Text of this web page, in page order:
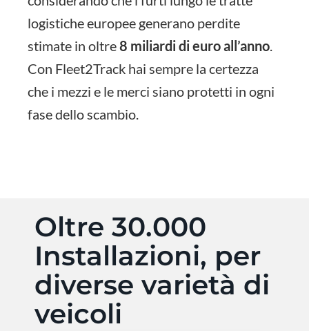
logistiche europee generano perdite
stimate in oltre8 miliardi di euro all’anno.
Con Fleet2Track hai sempre la certezza
che i mezzi e le merci siano protetti in ogni
fase dello scambio.
Oltre 30.000
Installazioni, per
diverse varietà di
veicoli